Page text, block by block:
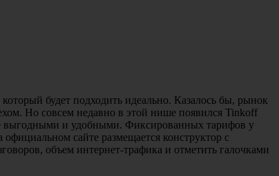
будет подходить идеально. Казалось бы, рынок
Но совсем недавно в этой нише появился Tinkoff
выгодными и удобными. Фиксированных тарифов у
сайте размещается конструктор с
объем интернет-трафика и отметить галочками